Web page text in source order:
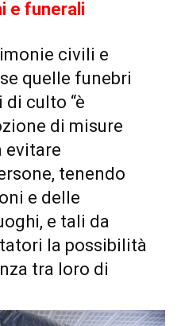
e funerali
civili e
quelle funebri
di culto “è
di misure
evitare
tenendo
e delle
e tali da
la possibilità
tra loro di